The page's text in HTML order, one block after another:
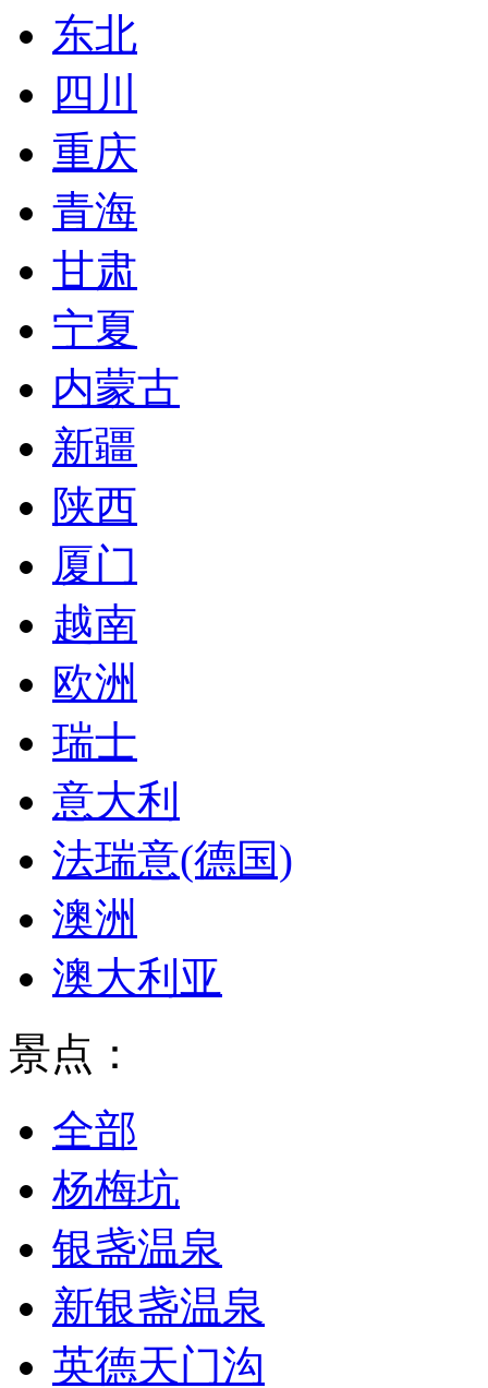
东北
四川
重庆
青海
甘肃
宁夏
内蒙古
新疆
陕西
厦门
越南
欧洲
瑞士
意大利
法瑞意(德国)
澳洲
澳大利亚
景点：
全部
杨梅坑
银盏温泉
新银盏温泉
英德天门沟